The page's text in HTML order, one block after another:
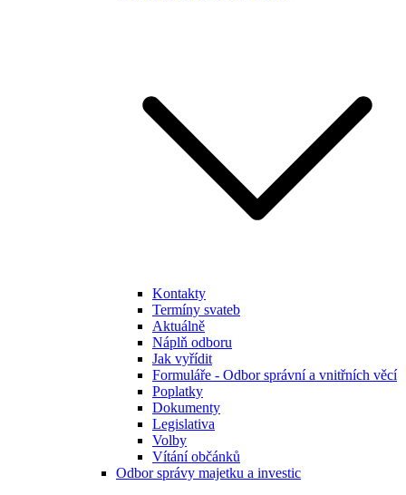
Kontakty
Termíny svateb
Aktuálně
Náplň odboru
Jak vyřídit
Formuláře - Odbor správní a vnitřních věcí
Poplatky
Dokumenty
Legislativa
Volby
Vítání občánků
Odbor správy majetku a investic